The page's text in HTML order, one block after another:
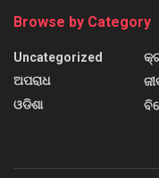
Browse by Category
Uncategorized
ଅପରାଧ
ଓଡିଶା